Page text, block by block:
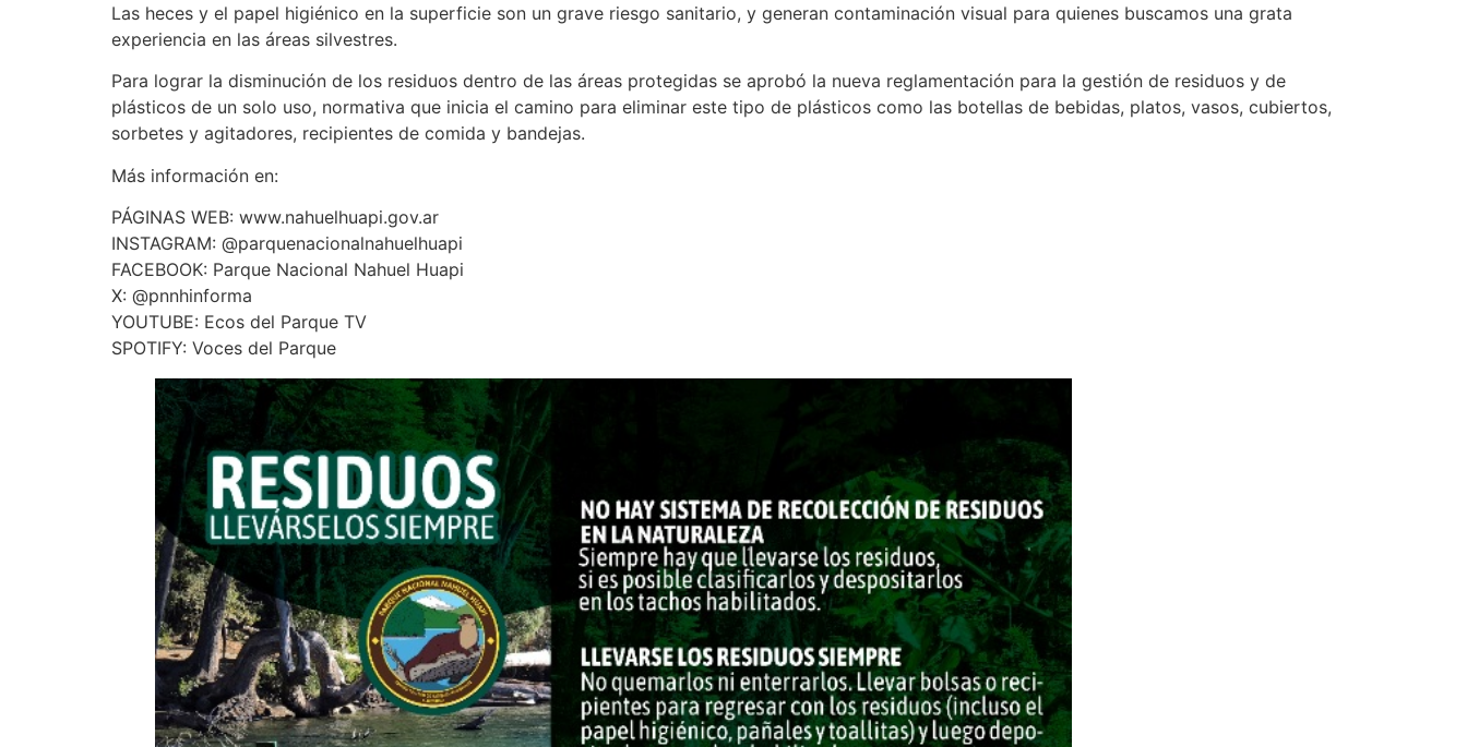
Las heces y el papel higiénico en la superficie son un grave riesgo sanitario, y generan contaminación visual para quienes buscamos una grata
experiencia en las áreas silvestres.
Para lograr la disminución de los residuos dentro de las áreas protegidas se aprobó la nueva reglamentación para la gestión de residuos y de
plásticos de un solo uso, normativa que inicia el camino para eliminar este tipo de plásticos como las botellas de bebidas, platos, vasos, cubiertos,
sorbetes y agitadores, recipientes de comida y bandejas.
Más información en:
PÁGINAS WEB: www.nahuelhuapi.gov.ar
INSTAGRAM: @parquenacionalnahuelhuapi
FACEBOOK: Parque Nacional Nahuel Huapi
X: @pnnhinforma
YOUTUBE: Ecos del Parque TV
SPOTIFY: Voces del Parque